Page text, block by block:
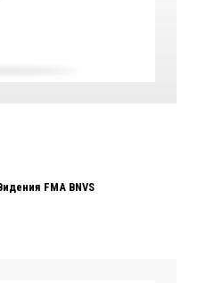
FMA BNVS